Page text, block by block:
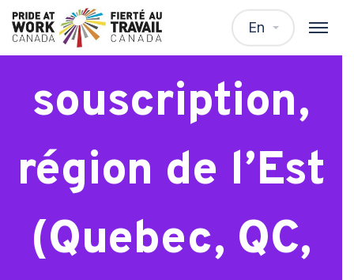
En
Spécialiste en
souscription,
région de l’Est
(Quebec, QC,